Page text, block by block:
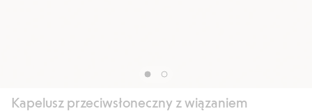
Kapelusz przeciwsłoneczny z wiązaniem